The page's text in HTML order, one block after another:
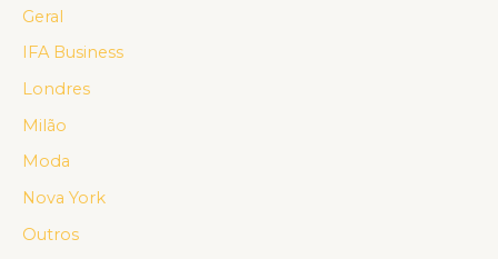
Geral
IFA Business
Londres
Milão
Moda
Nova York
Outros